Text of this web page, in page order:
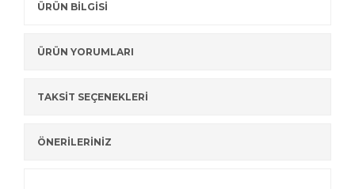
ÜRÜN BİLGİSİ
ÜRÜN YORUMLARI
TAKSİT SEÇENEKLERİ
ÖNERİLERİNİZ